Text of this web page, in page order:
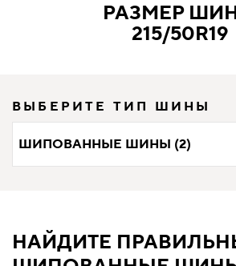
РАЗМЕР
215/50R19
ВЫБЕРИТЕ ТИП ШИНЫ
ШИПОВАННЫЕ ШИНЫ (2)
НАЙДИТЕ